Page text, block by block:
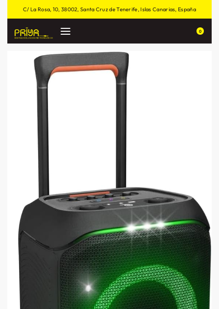
C/ La Rosa, 10, 38002, Santa Cruz de Tenerife, Islas Canarias, España
0